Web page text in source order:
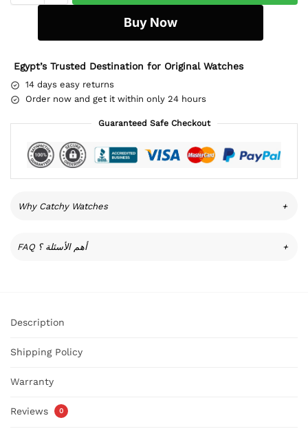
Buy Now
Egypt’s Trusted Destination for Original Watches
14 days easy returns
Order now and get it within only 24 hours
Guaranteed Safe Checkout
Why Catchy Watches +
FAQ أهم الأسئلة ؟ +
Description
Shipping Policy
Warranty
Reviews 0